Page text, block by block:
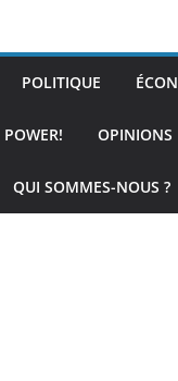
POLITIQUE
OPINIONS
QUI SOMMES-NOUS ?